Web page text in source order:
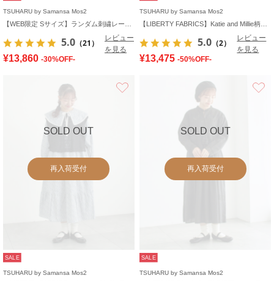
TSUHARU by Samansa Mos2
5.0 （21）
レビュー
を見る
¥13,860 -30%OFF-
TSUHARU by Samansa Mos2
5.0 （2）
レビュー
を見る
¥13,475 -50%OFF-
SOLD OUT
再入荷受付
SALE
TSUHARU by Samansa Mos2
SOLD OUT
再入荷受付
SALE
TSUHARU by Samansa Mos2